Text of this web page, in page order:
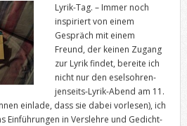
Lyrik-Tag. – Immer noch
inspiriert von einem
Gespräch mit einem
Freund, der keinen Zugang
zur Lyrik findet, bereite ich
nicht nur den eselsohren-
jenseits-Lyrik-Abend am 11.
einlade, dass sie dabei vorlesen), ich
Einführungen in Verslehre und Gedicht-